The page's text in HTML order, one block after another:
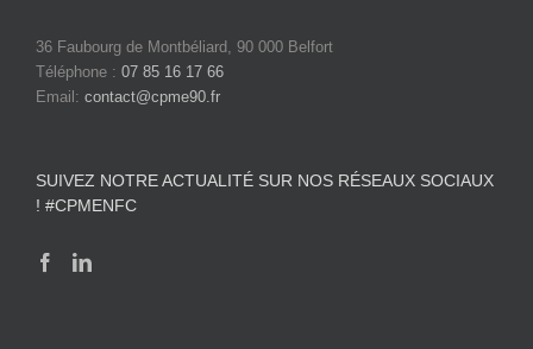
36 Faubourg de Montbéliard, 90 000 Belfort
Téléphone : 07 85 16 17 66
Email: contact@cpme90.fr
SUIVEZ NOTRE ACTUALITÉ SUR NOS RÉSEAUX SOCIAUX
! #CPMENFC